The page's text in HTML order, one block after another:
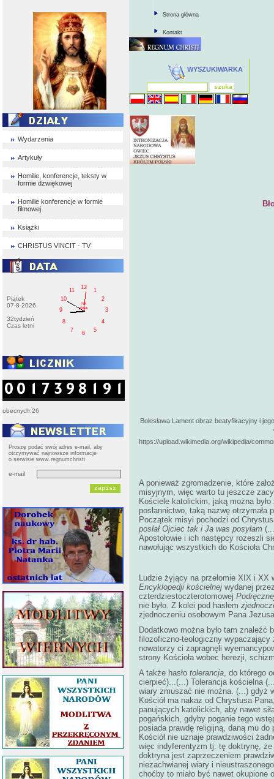
Wydarzenia
Artykuły
Homilie, konferencje, teksty w
formie dzwiękowej
Homilie konferencje w formie
filmowej
Książki
CHRISTUS VINCIT - TV
Piątek
07-8-2026
32tydzień
Czas letni
1
2
3
4
5
6
7
8
9
10
11
12
PM
pištek
obecnych:26
Proszę podać swój adres e-mail, aby
otrzymywać najnowsze informacje
o serwisie www.regnumchristi
e-mail
Strona główna
Kontakt
WYSZUKIWARKA
Bolesława Lament obraz beatyfikacyjny i
https://upload.wikimedia.org/wikipedia/
A ponieważ zgromadzenie, które
misyjnym, więc warto tu jeszcze
Kościele katolickim, jaką można
posłannictwo, taką nazwę
Początek misyi pochodzi od
posłał Ojciec tak i Ja was posyłam
Apostołowie i ich następcy rozeszli
nawołując wszystkich do Kościoła
Ludzie żyjący na przełomie XIX i
Encyklopedji kościelnej wydanej
czterdziestoczterotomowej
nie było. Z kolei pod hasłem
zjednoczeniu osobowym Pana
Dodatkowo można było tam znaleźć
filozoficzno-teologiczny
nowatorzy ci zapragnęli
strony Kościoła wobec herezji,
A także hasło tolerancja, do którego
cierpieć)...(...) Tolerancja kościelna
wiary zmuszać nie można. (...) gdyż
Kościół ma nakaz od Chrystusa
panujących katolickich, aby nawet
pogańskich, gdyby poganie tego
posiada prawdę religijną, daną mu
Kościół nie uznaje prawdziwości
więc indyferentyzm tj. tę doktrynę,
doktryna jest zaprzeczeniem
niezachwianej wiary i
choćby to miało być nawet okupione